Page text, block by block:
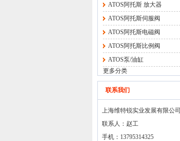
ATOS阿托斯 放大器
ATOS阿托斯伺服阀
ATOS阿托斯电磁阀
ATOS阿托斯比例阀
ATOS泵/油缸
更多分类
联系我们
上海维特锐实业发展有限公司
联系人：赵工
手机：13795314325